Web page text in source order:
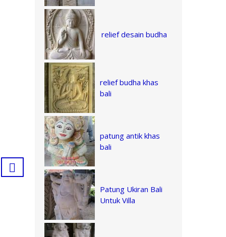
relief desain budha
relief budha khas
bali
patung antik khas
bali
Patung Ukiran Bali
Untuk Villa